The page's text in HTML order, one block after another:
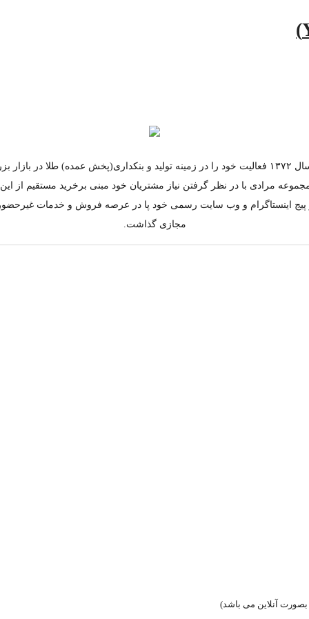
مجموعه مرادی از سال ۱۳۷۲ فعالیت خود را در زمینه تولید و بنکداری(پخش عمده) طلا در
مرادی با در نظر گرفتن نیاز مشتریان خود مبنی برخرید مستقیم از
به کار پیج اینستاگرام و وب سایت رسمی خود پا در عرصه فروش و خدمات
مجازی گذاشت.